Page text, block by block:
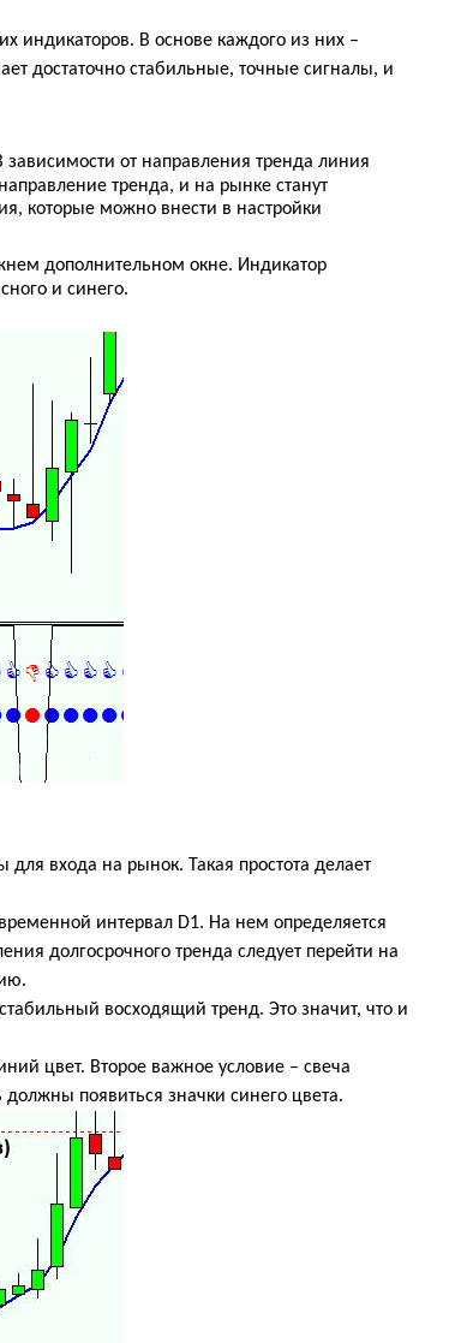
индикаторов. В основе каждого из них –
достаточно стабильные, точные сигналы, и
от направления тренда линия
тренда, и на рынке станут
которые можно внести в настройки
дополнительном окне. Индикатор
и синего.
входа на рынок. Такая простота делает
интервал D1. На нем определяется
долгосрочного тренда следует перейти на
восходящий тренд. Это значит, что и
цвет. Второе важное условие – свеча
появиться значки синего цвета.